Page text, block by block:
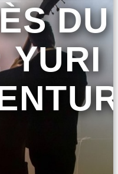
DU
YURI